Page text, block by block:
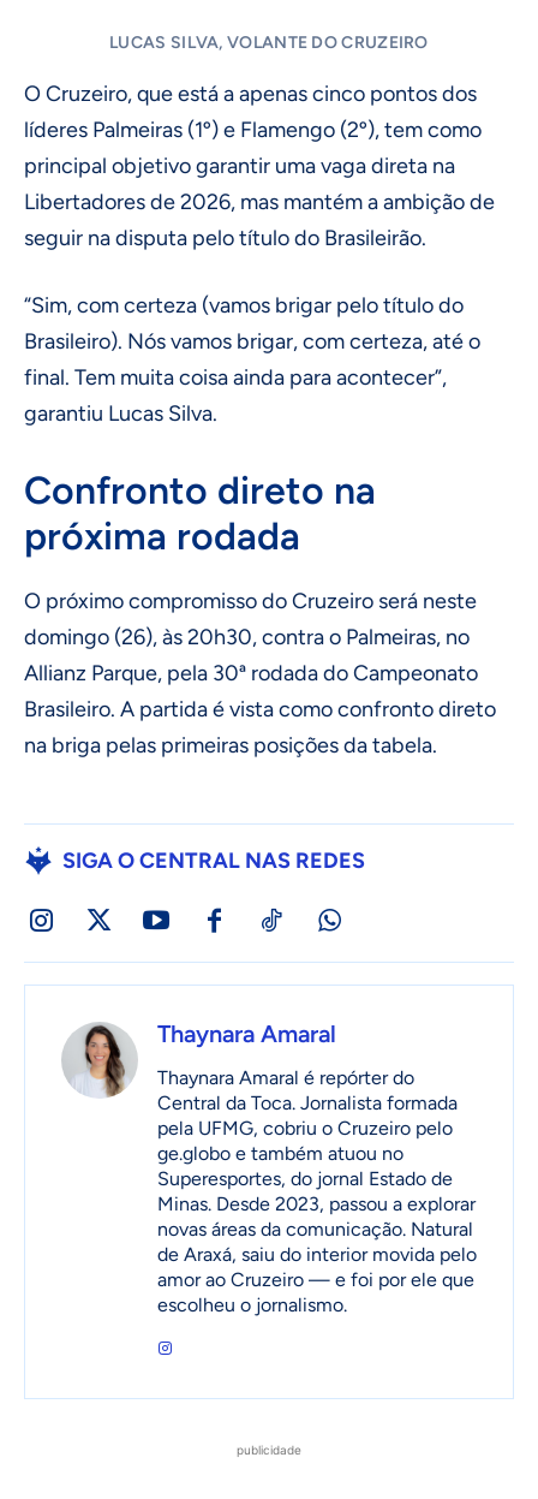
LUCAS SILVA, VOLANTE DO CRUZEIRO
O Cruzeiro, que está a apenas cinco pontos dos
líderes Palmeiras (1º) e Flamengo (2º), tem como
principal objetivo garantir uma vaga direta na
Libertadores de 2026, mas mantém a ambição de
seguir na disputa pelo título do Brasileirão.
“Sim, com certeza (vamos brigar pelo título do
Brasileiro). Nós vamos brigar, com certeza, até o
final. Tem muita coisa ainda para acontecer”,
garantiu Lucas Silva.
Confronto direto na
próxima rodada
O próximo compromisso do Cruzeiro será neste
domingo (26), às 20h30, contra o Palmeiras, no
Allianz Parque, pela 30ª rodada do Campeonato
Brasileiro. A partida é vista como confronto direto
na briga pelas primeiras posições da tabela.
SIGA O CENTRAL NAS REDES
Thaynara Amaral
Thaynara Amaral é repórter do
Central da Toca. Jornalista formada
pela UFMG, cobriu o Cruzeiro pelo
ge.globo e também atuou no
Superesportes, do jornal Estado de
Minas. Desde 2023, passou a explorar
novas áreas da comunicação. Natural
de Araxá, saiu do interior movida pelo
amor ao Cruzeiro — e foi por ele que
escolheu o jornalismo.
publicidade